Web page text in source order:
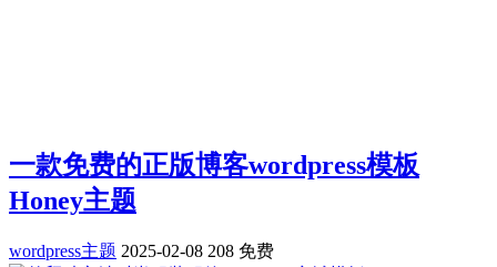
一款免费的正版博客wordpress模板
Honey主题
wordpress主题 2025-02-08 208 免费